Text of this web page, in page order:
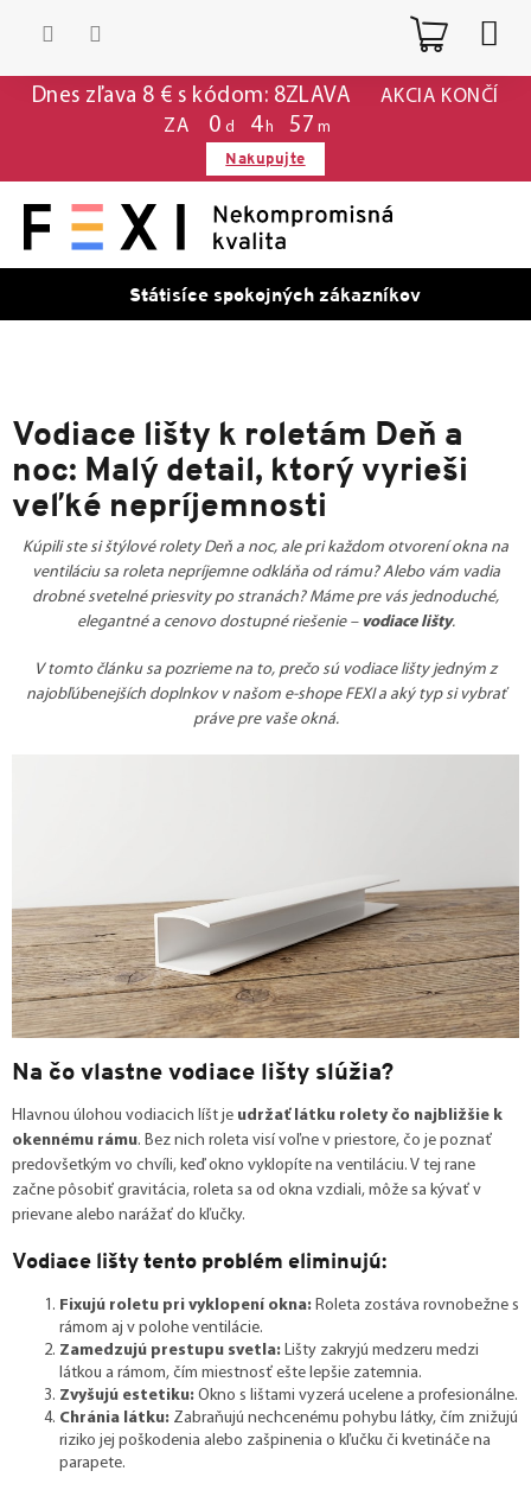
Dnes zľava 8 € s kódom: 8ZLAVA
AKCIA KONČÍ
ZA
0 d 4 h 57 m
Nakupujte
Státisíce spokojných zákazníkov
Vodiace lišty k roletám Deň a
noc: Malý detail, ktorý vyrieši
veľké nepríjemnosti
Kúpili ste si štýlové rolety Deň a noc, ale pri každom otvorení okna na
ventiláciu sa roleta nepríjemne odkláňa od rámu? Alebo vám vadia
drobné svetelné priesvity po stranách? Máme pre vás jednoduché,
elegantné a cenovo dostupné riešenie – vodiace lišty.
V tomto článku sa pozrieme na to, prečo sú vodiace lišty jedným z
najobľúbenejších doplnkov v našom e-shope FEXI a aký typ si vybrať
práve pre vaše okná.
Na čo vlastne vodiace lišty slúžia?
Hlavnou úlohou vodiacich líšt je udržať látku rolety čo najbližšie k
okennému rámu. Bez nich roleta visí voľne v priestore, čo je poznať
predovšetkým vo chvíli, keď okno vyklopíte na ventiláciu. V tej rane
začne pôsobiť gravitácia, roleta sa od okna vzdiali, môže sa kývať v
prievane alebo narážať do kľučky.
Vodiace lišty tento problém eliminujú:
Fixujú roletu pri vyklopení okna: Roleta zostáva rovnobežne s
rámom aj v polohe ventilácie.
Zamedzujú prestupu svetla: Lišty zakryjú medzeru medzi
látkou a rámom, čím miestnosť ešte lepšie zatemnia.
Zvyšujú estetiku: Okno s lištami vyzerá ucelene a profesionálne.
Chránia látku: Zabraňujú nechcenému pohybu látky, čím znižujú
riziko jej poškodenia alebo zašpinenia o kľučku či kvetináče na
parapete.